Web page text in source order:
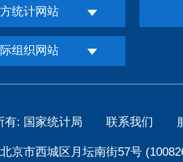
统计网站
组织网站
有: 国家统计局 联系我们
京市西城区月坛南街57号